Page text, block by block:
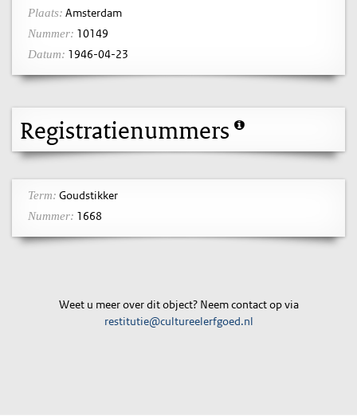
Plaats: Amsterdam
Nummer: 10149
Datum: 1946-04-23
Registratienummers
Term: Goudstikker
Nummer: 1668
Weet u meer over dit object? Neem contact op via
restitutie@cultureelerfgoed.nl